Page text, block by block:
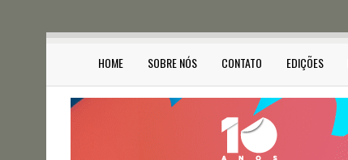
HOME SOBRE NÓS CONTATO EDIÇÕES